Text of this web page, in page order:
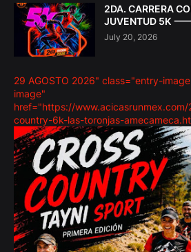
2DA. CARRERA
JUVENTUD 5K
July 20, 2026
29 AGOSTO 2026" class="entry-
image"
href="https://
country-6k-las-toronjas-